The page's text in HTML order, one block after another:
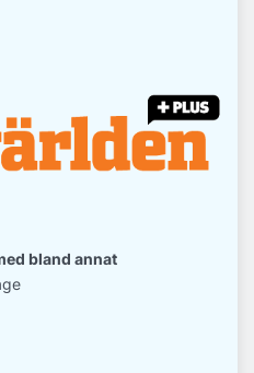
bland annat